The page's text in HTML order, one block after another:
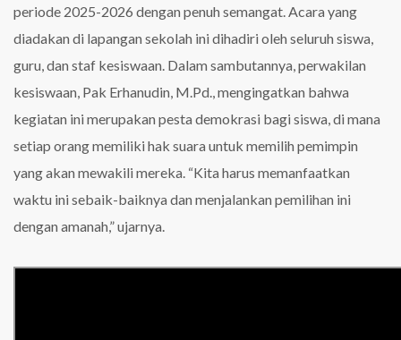
17
Periode
2025-
periode 2025-2026 dengan penuh semangat. Acara yang
diadakan di lapangan sekolah ini dihadiri oleh seluruh siswa,
guru, dan staf kesiswaan. Dalam sambutannya, perwakilan
kesiswaan, Pak Erhanudin, M.Pd., mengingatkan bahwa
kegiatan ini merupakan pesta demokrasi bagi siswa, di mana
setiap orang memiliki hak suara untuk memilih pemimpin
yang akan mewakili mereka. “Kita harus memanfaatkan
waktu ini sebaik-baiknya dan menjalankan pemilihan ini
dengan amanah,” ujarnya.